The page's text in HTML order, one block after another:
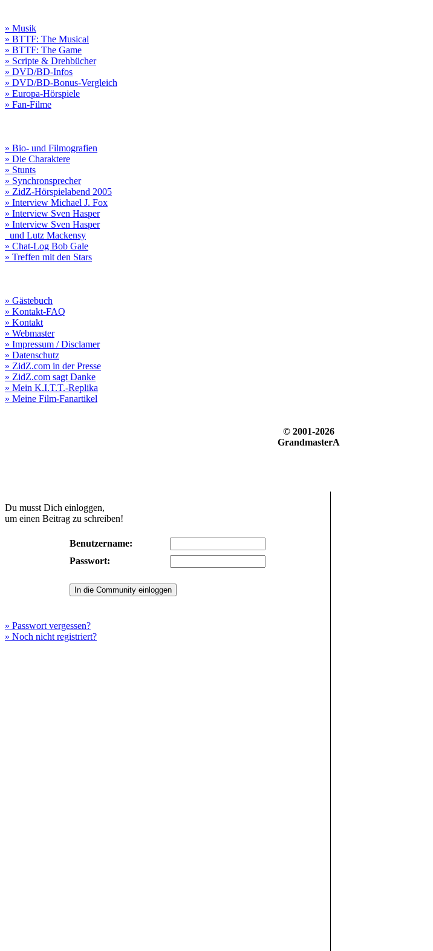
» Musik
» BTTF: The Musical
» BTTF: The Game
» Scripte & Drehbücher
» DVD/BD-Infos
» DVD/BD-Bonus-Vergleich
» Europa-Hörspiele
» Fan-Filme
» Bio- und Filmografien
» Die Charaktere
» Stunts
» Synchronsprecher
» ZidZ-Hörspielabend 2005
» Interview Michael J. Fox
» Interview Sven Hasper
» Interview Sven Hasper
und Lutz Mackensy
» Chat-Log Bob Gale
» Treffen mit den Stars
» Gästebuch
» Kontakt-FAQ
» Kontakt
» Webmaster
» Impressum / Disclamer
» Datenschutz
» ZidZ.com in der Presse
» ZidZ.com sagt Danke
» Mein K.I.T.T.-Replika
» Meine Film-Fanartikel
© 2001-2026
GrandmasterA
Du musst Dich einloggen,
um einen Beitrag zu schreiben!
Benutzername:
Passwort:
» Passwort vergessen?
» Noch nicht registriert?